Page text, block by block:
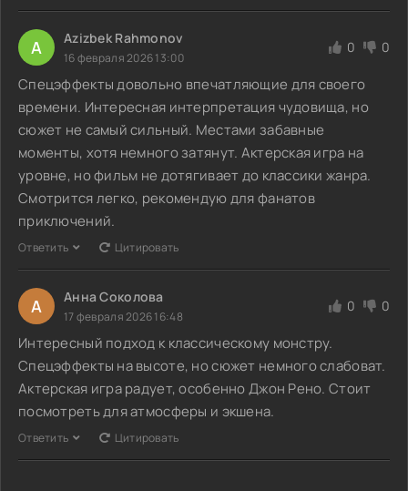
A Azizbek Rahmonov
16 февраля 2026 13:00
0 0
Спецэффекты довольно впечатляющие для своего
времени. Интересная интерпретация чудовища, но
сюжет не самый сильный. Местами забавные
моменты, хотя немного затянут. Актерская игра на
уровне, но фильм не дотягивает до классики жанра.
Смотрится легко, рекомендую для фанатов
приключений.
Ответить Цитировать
А Анна Соколова
17 февраля 2026 16:48
0 0
Интересный подход к классическому монстру.
Спецэффекты на высоте, но сюжет немного слабоват.
Актерская игра радует, особенно Джон Рено. Стоит
посмотреть для атмосферы и экшена.
Ответить Цитировать